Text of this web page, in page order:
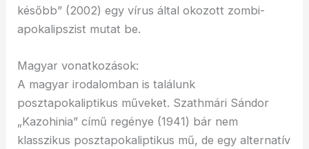
később” (2002) egy vírus által okozott zombi-
apokalipszist mutat be.
Magyar vonatkozások:
A magyar irodalomban is találunk
posztapokaliptikus műveket. Szathmári Sándor
„Kazohinia” című regénye (1941) bár nem
klasszikus posztapokaliptikus mű, de egy alternatív